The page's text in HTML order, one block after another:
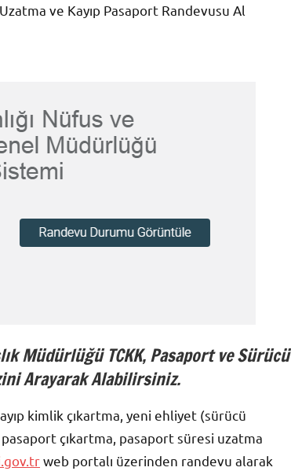
ve Kayıp Pasaport Randevusu Al
Müdürlüğü TCKK, Pasaport ve Sürücü
Arayarak Alabilirsiniz.
kimlik çıkartma, yeni ehliyet (sürücü
çıkartma, pasaport süresi uzatma
web portalı üzerinden randevu alarak